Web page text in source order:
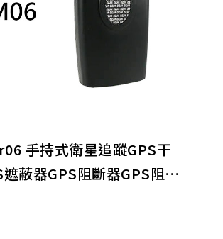
手持式衛星追蹤GPS干
蔽器GPS阻斷器GPS阻絕
ONLY